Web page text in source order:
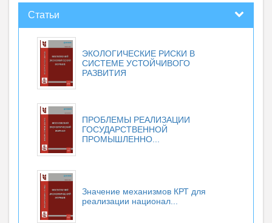
Статьи
ЭКОЛОГИЧЕСКИЕ РИСКИ В
СИСТЕМЕ УСТОЙЧИВОГО
РАЗВИТИЯ
ПРОБЛЕМЫ РЕАЛИЗАЦИИ
ГОСУДАРСТВЕННОЙ
ПРОМЫШЛЕННО...
Значение механизмов КРТ для
реализации национал...